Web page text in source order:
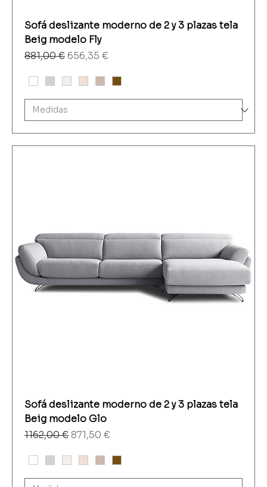
Sofá deslizante moderno de 2 y 3 plazas tela
Beig modelo Fly
Precio
881,00 €Precio de oferta
656,35 €
Sofá deslizante moderno de 2 y 3 plazas tela
Beig modelo Glo
Precio
1162,00 € Precio de oferta
871,50 €